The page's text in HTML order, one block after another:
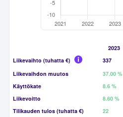
2023
Liikevaihto (tuhatta €)
337
Liikevaihdon muutos
37.00 %
Käyttökate
8.6 %
Liikevoitto
8.60 %
Tilikauden tulos (tuhatta €)
22